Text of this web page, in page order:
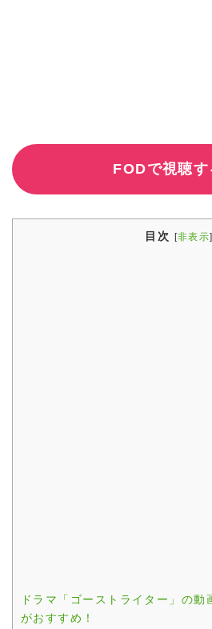
FODで視聴
目次 [非表示]
ドラマ「ゴーストライター」の
がおすすめ！